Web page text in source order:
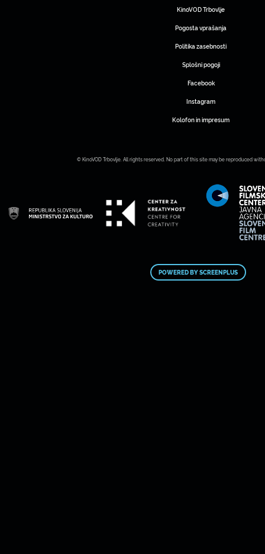
KinoVOD Trbovlje
Pogosta vprašanja
Politika zasebnosti
Splošni pogoji
Facebook
Instagram
Kolofon in impresum
© KinoVOD Trbovlje. All rights reserved. No part of this site may be reproduced
POWERED BY SCREENPLUS